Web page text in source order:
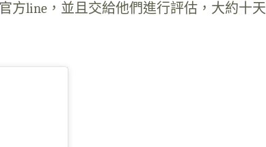
方line，並且交給他們進行評估，大約十天